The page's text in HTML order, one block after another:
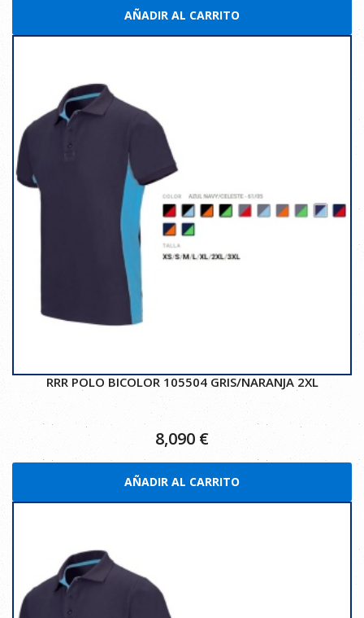
AÑADIR AL CARRITO
RRR POLO BICOLOR 105504 GRIS/NARANJA 2XL
8,090 €
AÑADIR AL CARRITO